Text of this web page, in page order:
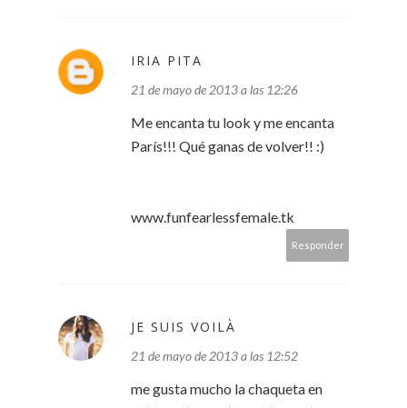
IRIA PITA
21 de mayo de 2013 a las 12:26
Me encanta tu look y me encanta
París!!! Qué ganas de volver!! :)
www.funfearlessfemale.tk
Responder
JE SUIS VOILÀ
21 de mayo de 2013 a las 12:52
me gusta mucho la chaqueta en